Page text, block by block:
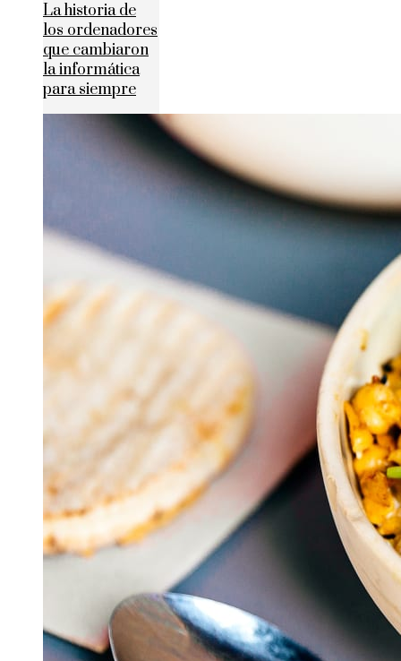
La historia de
los ordenadores
que cambiaron
la informática
para siempre